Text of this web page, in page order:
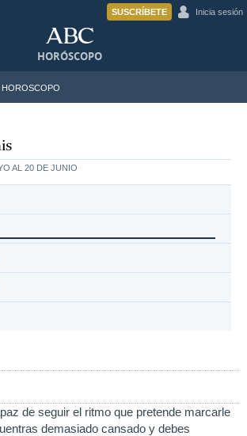
SUSCRÍBETE Inicia sesión
HOROSCOPO
HORÓSCOPO
AL 20 DE JUNIO
de seguir el ritmo que pretende marcarle
demasiado cansado y debes